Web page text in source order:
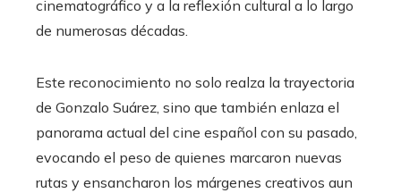
cinematográfico y a la reflexión cultural a lo largo
de numerosas décadas.
Este reconocimiento no solo realza la trayectoria
de Gonzalo Suárez, sino que también enlaza el
panorama actual del cine español con su pasado,
evocando el peso de quienes marcaron nuevas
rutas y ensancharon los márgenes creativos aun